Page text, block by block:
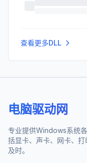
查看更多DLL
电脑驱动网
专业提供Windows系统
括显卡、声卡、网卡、
及时。